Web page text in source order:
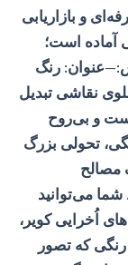
و بازاریابی
است؛
:—عنوان: رنگ
نقاشی تبدیل
و بی‌روح
تحولی بزرگ
مصالح
می‌توانید
اُخرایی کویر،
که تصور